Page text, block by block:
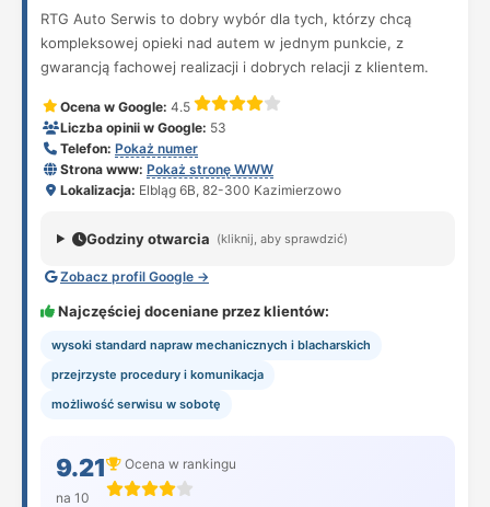
RTG Auto Serwis to dobry wybór dla tych, którzy chcą
kompleksowej opieki nad autem w jednym punkcie, z
gwarancją fachowej realizacji i dobrych relacji z klientem.
Ocena w Google: 4.5
Liczba opinii w Google: 53
Telefon: Pokaż numer
Strona www: Pokaż stronę WWW
Lokalizacja: Elbląg 6B, 82-300 Kazimierzowo
Godziny otwarcia (kliknij, aby sprawdzić)
Zobacz profil Google →
Najczęściej doceniane przez klientów:
wysoki standard napraw mechanicznych i blacharskich
przejrzyste procedury i komunikacja
możliwość serwisu w sobotę
9.21
na 10
Ocena w rankingu